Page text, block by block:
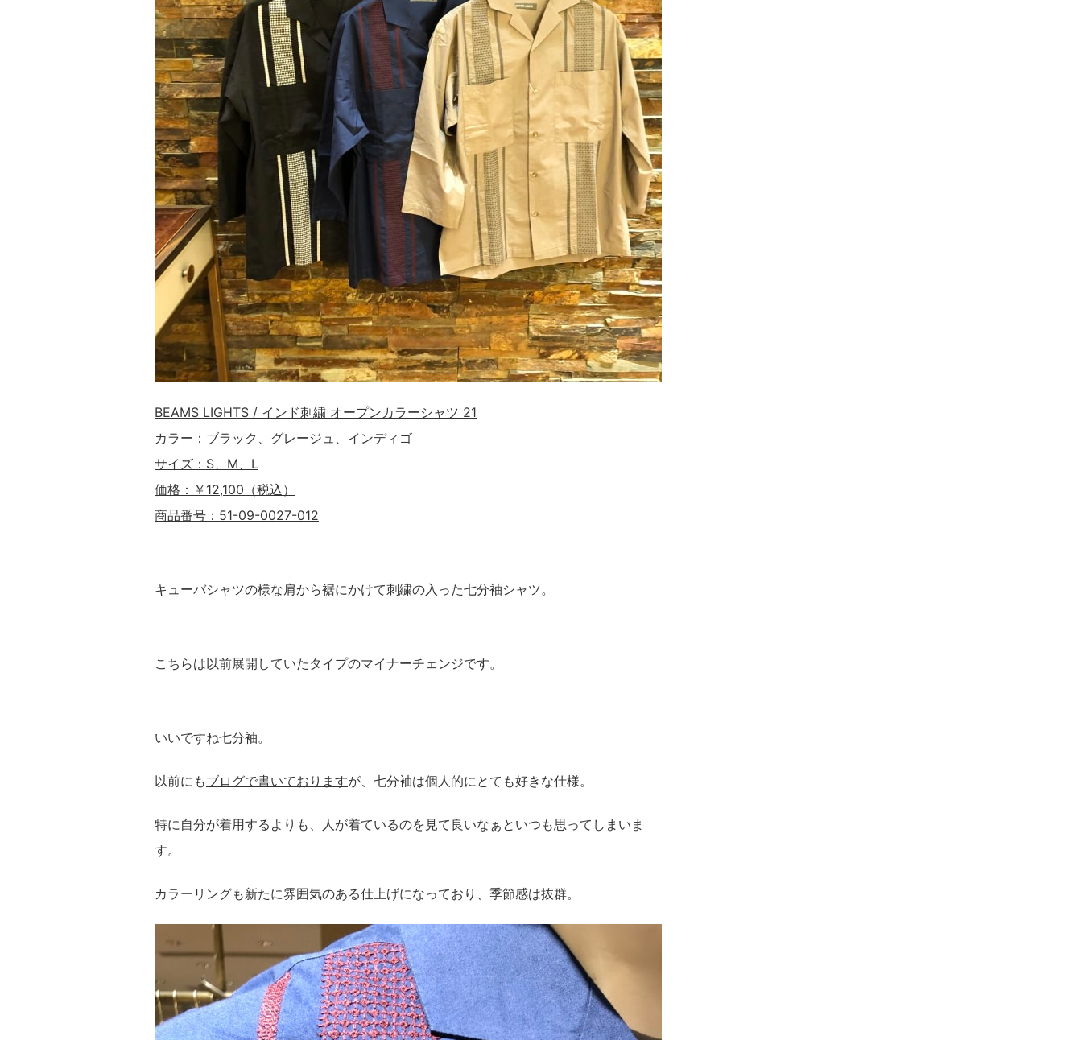
BEAMS LIGHTS / インド刺繍 オープンカラーシャツ 21
カラー：ブラック、グレージュ、インディゴ
サイズ：S、M、L
価格：￥12,100（税込）
商品番号：51-09-0027-012
キューバシャツの様な肩から裾にかけて刺繍の入った七分袖シャツ。
こちらは以前展開していたタイプのマイナーチェンジです。
いいですね七分袖。
以前にもブログで書いておりますが、七分袖は個人的にとても好きな仕様。
特に自分が着用するよりも、人が着ているのを見て良いなぁといつも思ってしまいま
す。
カラーリングも新たに雰囲気のある仕上げになっており、季節感は抜群。